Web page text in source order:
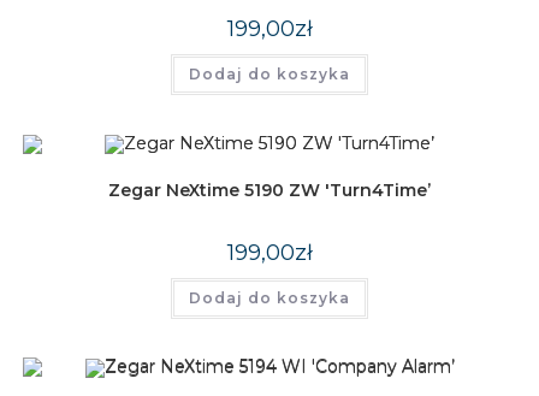
199,00zł
Dodaj do koszyka
Zegar NeXtime 5190 ZW 'Turn4Time’
199,00zł
Dodaj do koszyka